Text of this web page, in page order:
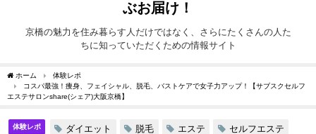
ぶお届け！
京橋の魅力を住み暮らす人だけではなく、さらにたくさんの人た
ちに知っていただくための情報サイト
ホーム
体験レポ
コスパ最強！痩身、フェイシャル、脱毛、バストケアで女子力アップ！【サブスクセルフ
エステサロンshare(シェア)大阪京橋】
体験レポ ダイエット 脱毛 エステ セルフエステ